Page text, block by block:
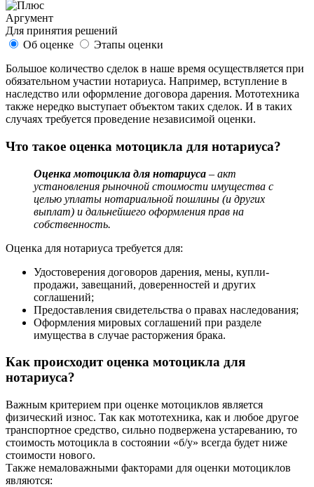
Аргумент
Для принятия решений
Об оценке
Этапы оценки
Большое количество сделок в наше время осуществляется при
обязательном участии нотариуса. Например, вступление в
наследство или оформление договора дарения. Мототехника
также нередко выступает объектом таких сделок. И в таких
случаях требуется проведение независимой оценки.
Что такое оценка мотоцикла для нотариуса?
Оценка мотоцикла для нотариуса – акт
установления рыночной стоимости имущества с
целью уплаты нотариальной пошлины (и других
выплат) и дальнейшего оформления прав на
собственность.
Оценка для нотариуса требуется для:
Удостоверения договоров дарения, мены, купли-
продажи, завещаний, доверенностей и других
соглашений;
Предоставления свидетельства о правах наследования;
Оформления мировых соглашений при разделе
имущества в случае расторжения брака.
Как происходит оценка мотоцикла для
нотариуса?
Важным критерием при оценке мотоциклов является
физический износ. Так как мототехника, как и любое другое
транспортное средство, сильно подвержена устареванию, то
стоимость мотоцикла в состоянии «б/у» всегда будет ниже
стоимости нового.
Также немаловажными факторами для оценки мотоциклов
являются: